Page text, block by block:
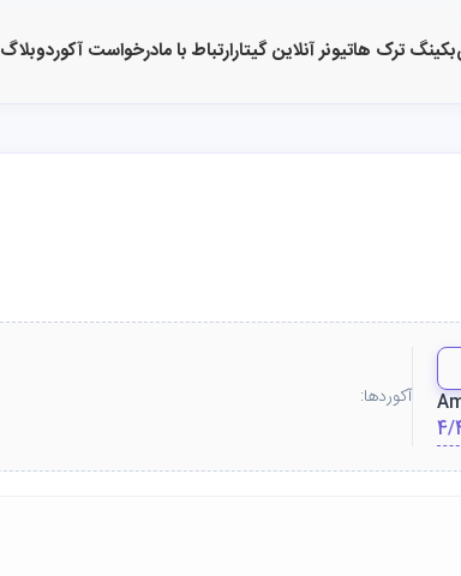
بکینگ ترک هاتیونر آنلاین گیتارارتباط با مادرخواست آکوردوبلاگ
4/
آکوردها: